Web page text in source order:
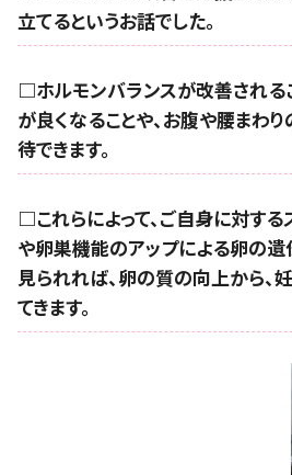
立てるというお話でした。
□ホルモンバランスが改善される
が良くなることや、お腹や腰まわ
待できます。
□これらによって、ご自身に対する
や卵巣機能のアップによる卵の
見られれば、卵の質の向上から、
てきます。